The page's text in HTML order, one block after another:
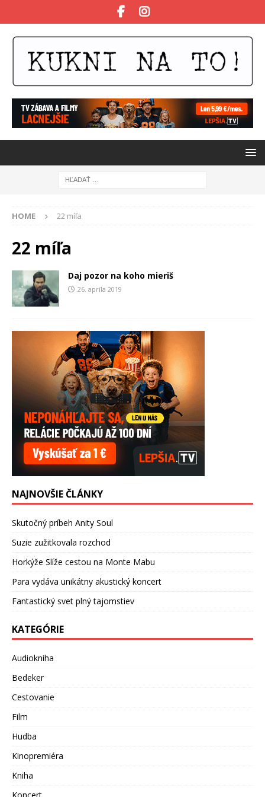
HOME 22 míľa
22 míľa
Daj pozor na koho mieriš
26. apríla 2019
NAJNOVŠIE ČLÁNKY
Skutočný príbeh Anity Soul
Suzie zužitkovala rozchod
Horkýže Slíže cestou na Monte Mabu
Para vydáva unikátny akustický koncert
Fantastický svet plný tajomstiev
KATEGÓRIE
Audiokniha
Bedeker
Cestovanie
Film
Hudba
Kinopremiéra
Kniha
Koncert